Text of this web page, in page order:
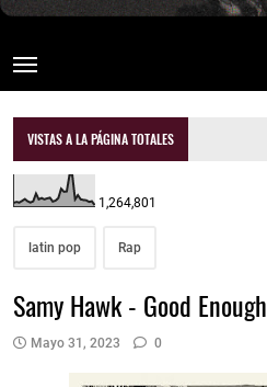
VISTAS A LA PÁGINA TOTALES
1,264,801
latin pop Rap
Samy Hawk - Good Enough
Mayo 31, 2023 0